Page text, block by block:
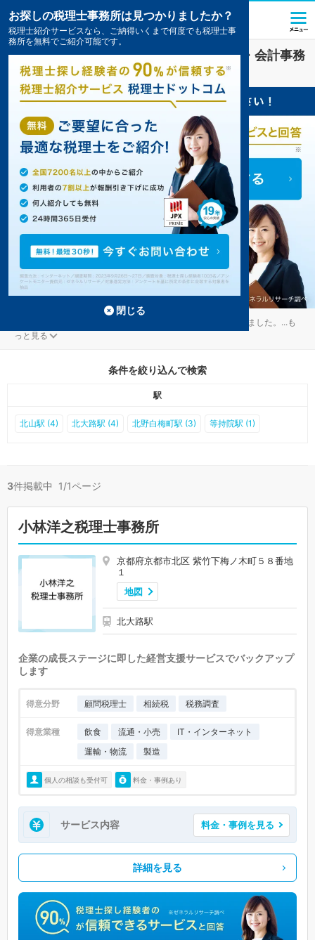
京都市北区で税務調査対策を扱う税理士・会計事務
所の一覧3件掲載中
京都市北区の税務調査対策を扱う税理士事務所が3件見つかりました。 ...も
っと見る
条件を絞り込んで検索
駅
北山駅 (4) 北大路駅 (4) 北野白梅町駅 (3) 等持院駅 (1)
3件掲載中 1/1ページ
小林洋之税理士事務所
京都府京都市北区 紫竹下梅ノ木町５８番地
１
地図
北大路駅
企業の成長ステージに即した経営支援サービスでバックアップ
します
得意分野 顧問税理士 相続税 税務調査
得意業種 飲食 流通・小売
IT・インターネット
運輸・物流
製造
個人の相談も受付可 料金・事例あり
サービス内容 料金・事例を見る
詳細を見る
お探しの税理士事務所は見つかりましたか？
税理士紹介サービスなら、ご納得いくまで何度でも税理士事
務所を無料でご紹介可能です。
閉じる